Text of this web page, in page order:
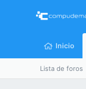
Inicio
Lista de foros